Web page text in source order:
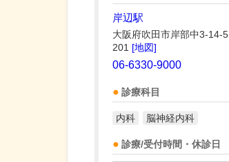
岸辺駅
大阪府吹田市岸部中3-14-5
201 [地図]
06-6330-9000
診療科目
内科 脳神経内科
診療/受付時間・休診日